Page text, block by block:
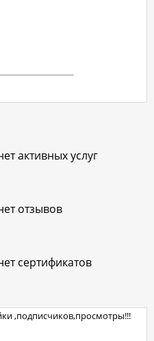
активных услуг
отзывов
сертификатов
,подписчиков,просмотры!!!